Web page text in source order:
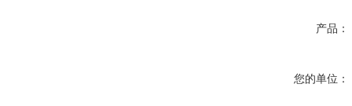
产品：
您的单位：